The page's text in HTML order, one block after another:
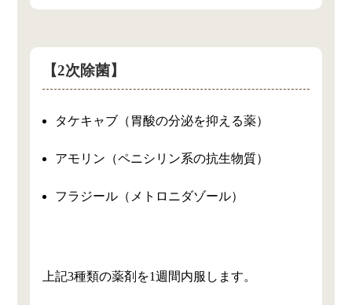
【2次除菌】
タケキャブ（胃酸の分泌を抑える薬）
アモリン（ペニシリン系の抗生物質）
フラジール（メトロニダゾール）
上記3種類の薬剤を1週間内服します。